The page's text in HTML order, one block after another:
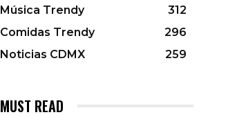
Música Trendy
312
Comidas Trendy
296
Noticias CDMX
259
MUST READ